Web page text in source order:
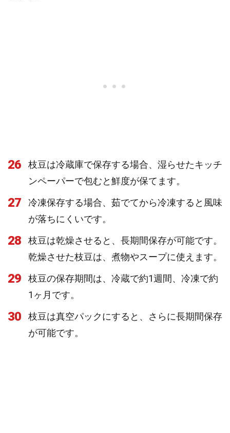
26
枝豆は冷蔵庫で保存する場合、湿らせたキッチ
ンペーパーで包むと鮮度が保てます。
27
冷凍保存する場合、茹でてから冷凍すると風味
が落ちにくいです。
28
枝豆は乾燥させると、長期間保存が可能です。
乾燥させた枝豆は、煮物やスープに使えます。
29
枝豆の保存期間は、冷蔵で約1週間、冷凍で約
1ヶ月です。
30
枝豆は真空パックにすると、さらに長期間保存
が可能です。